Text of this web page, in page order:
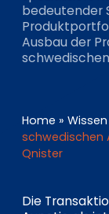
bedeutender
Ausbau der
Home » Wissen
schwedischen
Qnister
Die